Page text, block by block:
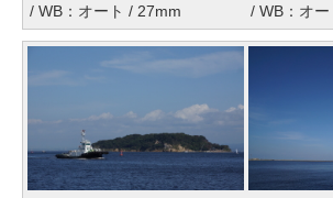
/ WB：オート / 27mm
/ WB：オ